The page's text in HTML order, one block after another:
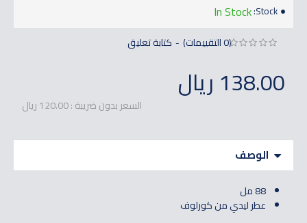
Stock:
In Stock
(0 التقييمات) - كتابة تعليق
138.00 ريال
السعر بدون ضريبة : 120.00 ريال
الوصف
88 مل
عطر ليدي من كورلوف